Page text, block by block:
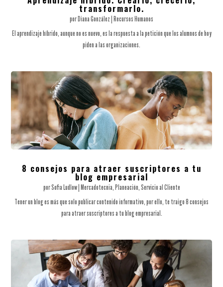
transformarlo.
por Diana González Recursos Humanos
El aprendizaje híbrido, aunque no es nuevo, es la respuesta a la petición que los alumnos de hoy
piden a las organizaciones.
8 consejos para atraer suscriptores a tu
blog empresarial
porSofia Ludlow|Mercadotecnia,Planeación,Servicio al Cliente
Tener un blog es más que solo publicar contenido informativo, por ello, te traigo 8 consejos
para atraer suscriptores a tu blog empresarial.